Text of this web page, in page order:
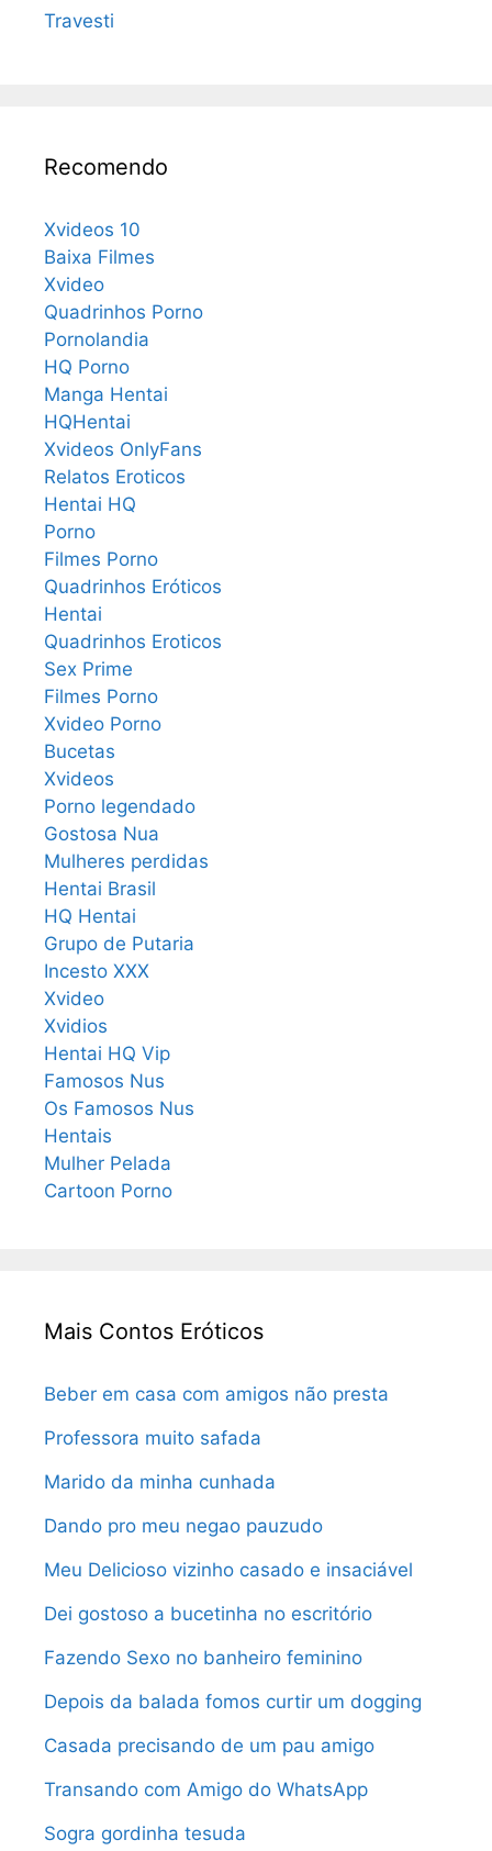
Travesti
Recomendo
Xvideos 10
Baixa Filmes
Xvideo
Quadrinhos Porno
Pornolandia
HQ Porno
Manga Hentai
HQHentai
Xvideos OnlyFans
Relatos Eroticos
Hentai HQ
Porno
Filmes Porno
Quadrinhos Eróticos
Hentai
Quadrinhos Eroticos
Sex Prime
Filmes Porno
Xvideo Porno
Bucetas
Xvideos
Porno legendado
Gostosa Nua
Mulheres perdidas
Hentai Brasil
HQ Hentai
Grupo de Putaria
Incesto XXX
Xvideo
Xvidios
Hentai HQ Vip
Famosos Nus
Os Famosos Nus
Hentais
Mulher Pelada
Cartoon Porno
Mais Contos Eróticos
Beber em casa com amigos não presta
Professora muito safada
Marido da minha cunhada
Dando pro meu negao pauzudo
Meu Delicioso vizinho casado e insaciável
Dei gostoso a bucetinha no escritório
Fazendo Sexo no banheiro feminino
Depois da balada fomos curtir um dogging
Casada precisando de um pau amigo
Transando com Amigo do WhatsApp
Sogra gordinha tesuda